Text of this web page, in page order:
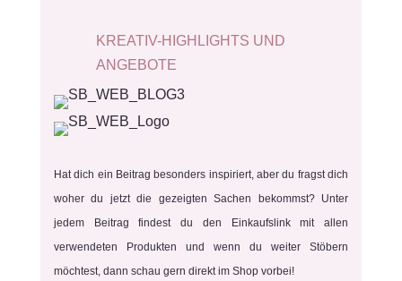
KREATIV-HIGHLIGHTS UND
ANGEBOTE
Hat dich ein Beitrag besonders inspiriert, aber du fragst dich
woher du jetzt die gezeigten Sachen bekommst? Unter
jedem Beitrag findest du den Einkaufslink mit allen
verwendeten Produkten und wenn du weiter Stöbern
möchtest, dann schau gern direkt im Shop vorbei!